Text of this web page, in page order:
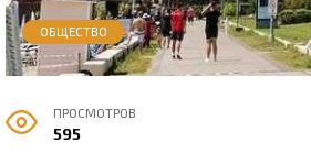
ОБЩЕСТВО
ПРОСМОТРОВ
595